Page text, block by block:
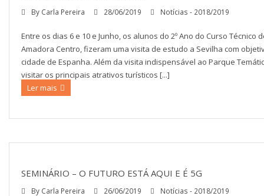
Alunos
INSCRIÇÕES
Contactos
By Carla Pereira 28/06/2019 Notícias - 2018/2019
Entre os dias 6 e 10 e Junho, os alunos do 2º Ano do Curso Técnico
Amadora Centro, fizeram uma visita de estudo a Sevilha com
cidade de Espanha. Além da visita indispensável ao Parque
visitar os principais atrativos turísticos [...]
Ler mais
SEMINÁRIO – O FUTURO ESTÁ AQUI E É 5G
By Carla Pereira 26/06/2019 Notícias - 2018/2019